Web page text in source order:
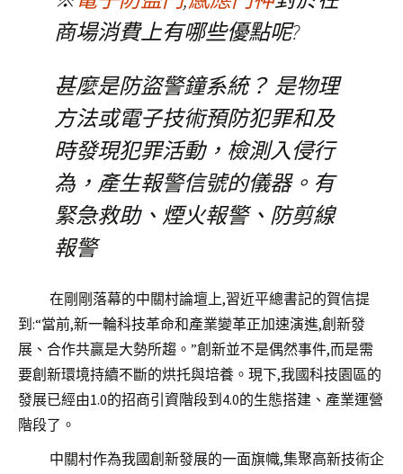
商場消費上有哪些優點呢?
甚麼是防盜警鐘系統？ 是物理
方法或電子技術預防犯罪和及
時發現犯罪活動，檢測入侵行
為，產生報警信號的儀器。有
緊急救助、煙火報警、防剪線
報警
在剛剛落幕的中關村論壇上,習近平總書記的賀信提
到:“當前,新一輪科技革命和產業變革正加速演進,創新發
展、合作共贏是大勢所趨。”創新並不是偶然事件,而是需
要創新環境持續不斷的烘托與培養。現下,我國科技園區的
發展已經由1.0的招商引資階段到4.0的生態搭建、產業運營
階段了。
中關村作為我國創新發展的一面旗幟,集聚高新技術企